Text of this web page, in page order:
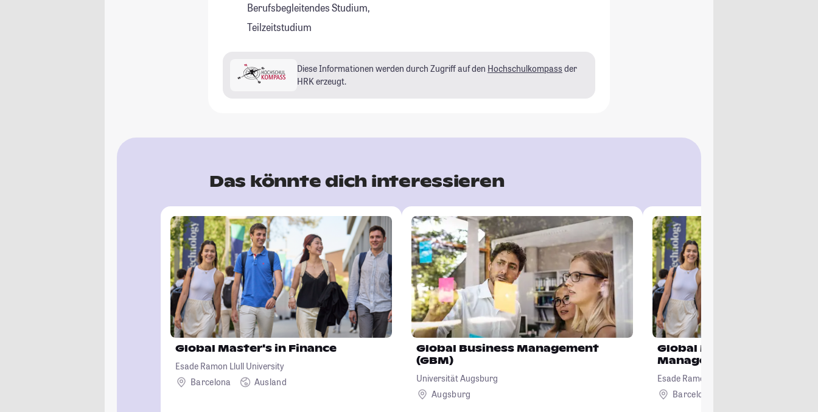
Berufsbegleitendes Studium,
Teilzeitstudium
Diese Informationen werden durch Zugriff auf den Hochschulkompass der
HRK erzeugt.
Das könnte dich interessieren
Global Master's in Finance
Esade Ramon Llull University
Barcelona
Ausland
Global Business Management
(GBM)
Universität Augsburg
Augsburg
Global Master's in
Management
Esade Ramon Llull University
Barcelona